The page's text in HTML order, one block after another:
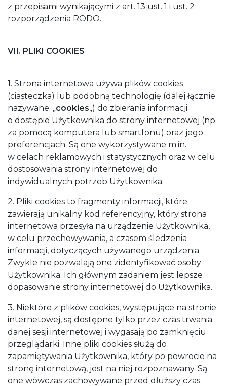
z przepisami wynikającymi z art. 13 ust. 1 i ust. 2
rozporządzenia RODO.
VII. PLIKI COOKIES
1. Strona internetowa używa plików cookies
(ciasteczka) lub podobną technologię (dalej łącznie
nazywane: „cookies„) do zbierania informacji
o dostępie Użytkownika do strony internetowej (np.
za pomocą komputera lub smartfonu) oraz jego
preferencjach. Są one wykorzystywane m.in.
w celach reklamowych i statystycznych oraz w celu
dostosowania strony internetowej do
indywidualnych potrzeb Użytkownika.
2. Pliki cookies to fragmenty informacji, które
zawierają unikalny kod referencyjny, który strona
internetowa przesyła na urządzenie Użytkownika,
w celu przechowywania, a czasem śledzenia
informacji, dotyczących używanego urządzenia.
Zwykle nie pozwalają one zidentyfikować osoby
Użytkownika. Ich głównym zadaniem jest lepsze
dopasowanie strony internetowej do Użytkownika.
3. Niektóre z plików cookies, występujące na stronie
internetowej, są dostępne tylko przez czas trwania
danej sesji internetowej i wygasają po zamknięciu
przeglądarki. Inne pliki cookies służą do
zapamiętywania Użytkownika, który po powrocie na
stronę internetową, jest na niej rozpoznawany. Są
one wówczas zachowywane przed dłuższy czas.